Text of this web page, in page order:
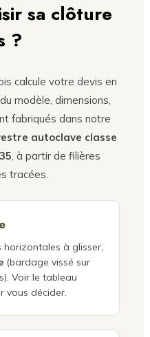
sa clôture
?
calcule votre devis en
modèle, dimensions,
fabriqués dans notre
autoclave classe
, à partir de filières
tracées.
horizontales à glisser,
(bardage vissé sur
Voir le tableau
vous décider.